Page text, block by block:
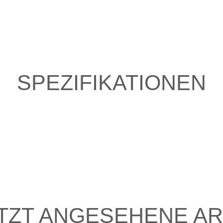
SPEZIFIKATIONEN
ANGESEHENE